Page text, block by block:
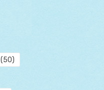
(50)